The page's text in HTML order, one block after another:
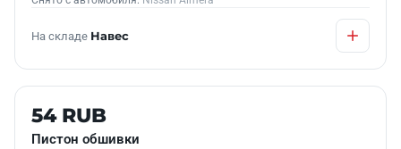
На складе Навес
Б/У В НАЛИЧИИ
54 RUB
Пистон обшивки